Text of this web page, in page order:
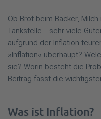
Ob Brot beim Bäcker,
Tankstelle – sehr viele
aufgrund der Inflation
»Inflation« überhaupt?
sie? Worin besteht die
Beitrag fasst die
Was ist Inflation?